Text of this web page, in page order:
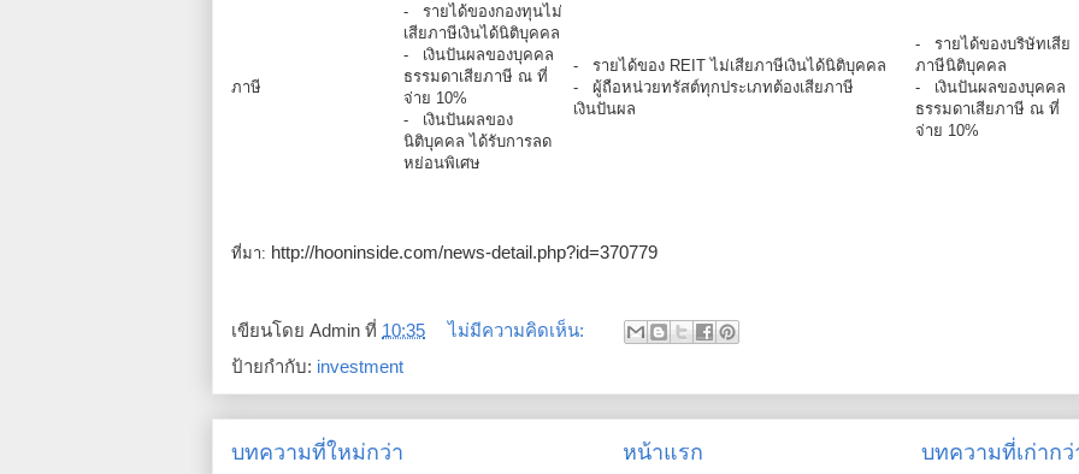
ภาษี
- รายได้ของกองทุนไม่
เสียภาษีเงินได้นิติบุคคล
- เงินปันผลของบุคคล
ธรรมดาเสียภาษี ณ ที่
จ่าย 10%
- เงินปันผลของ
นิติบุคคล ได้รับการลด
หย่อนพิเศษ
- รายได้ของ REIT ไม่เสียภาษีเงินได้นิติบุคคล
- ผู้ถือหน่วยทรัสต์ทุกประเภทต้องเสียภาษี
เงินปันผล
- รายได้ของบริษัทเสีย
ภาษีนิติบุคคล
- เงินปันผลของบุคคล
ธรรมดาเสียภาษี ณ ที่
จ่าย 10%
ที่มา: http://hooninside.com/news-detail.php?id=370779
เขียนโดย Admin ที่ 10:35
ไม่มีความคิดเห็น:
ป้ายกำกับ: investment
บทความที่ใหม่กว่า บทความที่เก่ากว่
หน้าแรก